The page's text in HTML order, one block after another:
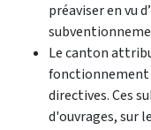
préaviser en vu
Le canton
fonctionnement
directives. Ces
d'ouvrages, sur